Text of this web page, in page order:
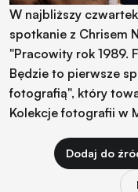
W najbliższy
spotkanie z Chrisem
"Pracowity rok 1989.
Będzie to pierwsze
fotografią", który
Kolekcje fotografii w
Dodaj do